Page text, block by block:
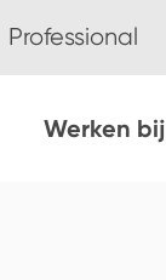
Professional
Werken bij